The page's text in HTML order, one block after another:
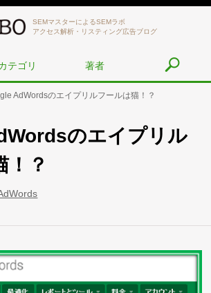
SEMマスターによるSEMラボ
アクセス解析・リスティング広告ブログ
テゴリ 著者
AdWordsのエイプリルフールは猫！？
のエイプリル
！？